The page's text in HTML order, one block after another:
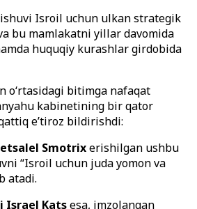
Isroil uchun ulkan strategik
bu mamlakatni yillar davomida
huquqiy kurashlar girdobida
o‘rtasidagi bitimga nafaqat
kabinetining bir qator
e’tiroz bildirishdi:
Smotrixerishilgan ushbu
“Isroil uchun juda yomon va
atadi.
Israel Katsesa, imzolangan